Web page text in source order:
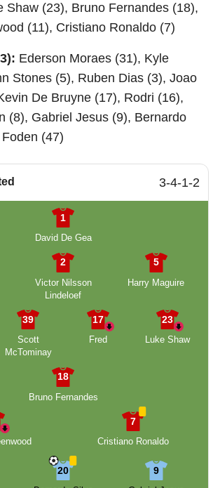
Shaw (23), Bruno Fernandes (18),
(11), Cristiano Ronaldo (7)
Ederson Moraes (31), Kyle
Stones (5), Ruben Dias (3), Joao
De Bruyne (17), Rodri (16),
(8), Gabriel Jesus (9), Bernardo
(47)
3-4-1-2
1
David De Gea
2
Victor Nilsson
Lindeloef
5
Harry Maguire
39
Scott
McTominay
17
Fred
23
Luke Shaw
18
Bruno Fernandes
7
Cristiano Ronaldo
20
9